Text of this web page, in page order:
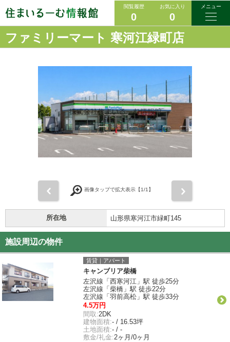
閲覧履歴
0
お気に入り
0
メニュー
ファミリーマート 寒河江緑町店
画像タップで拡大表示【1/1】
所在地 山形県寒河江市緑町145
施設周辺の物件
賃貸｜アパート
キャンブリア柴橋
左沢線「西寒河江」駅 徒歩25分
左沢線「柴橋」駅 徒歩22分
左沢線「羽前高松」駅 徒歩33分
4.5万円
間取:2DK
建物面積:- / 16.53坪
土地面積:- / -
敷金/礼金:2ヶ月/0ヶ月